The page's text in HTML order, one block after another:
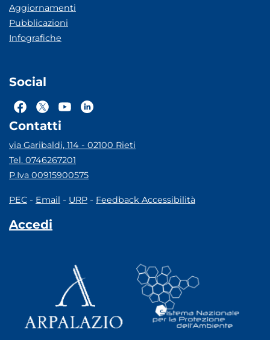
Aggiornamenti
Pubblicazioni
Infografiche
Social
Contatti
via Garibaldi, 114 - 02100 Rieti
Tel. 0746267201
P.Iva 00915900575
PEC - Email - URP - Feedback Accessibilità
Accedi